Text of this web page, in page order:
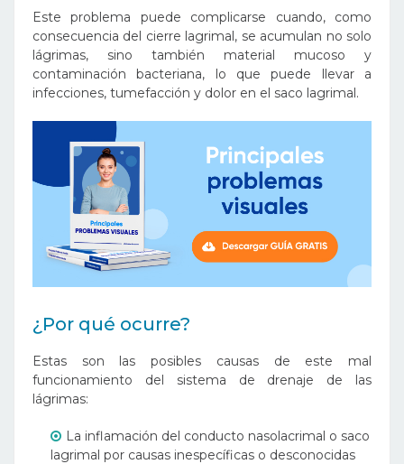
Este problema puede complicarse cuando, como
consecuencia del cierre lagrimal, se acumulan no solo
lágrimas, sino también material mucoso y
contaminación bacteriana, lo que puede llevar a
infecciones, tumefacción y dolor en el saco lagrimal.
¿Por qué ocurre?
Estas son las posibles causas de este mal
funcionamiento del sistema de drenaje de las
lágrimas:
La inflamación del conducto nasolacrimal o saco
lagrimal por causas inespecíficas o desconocidas